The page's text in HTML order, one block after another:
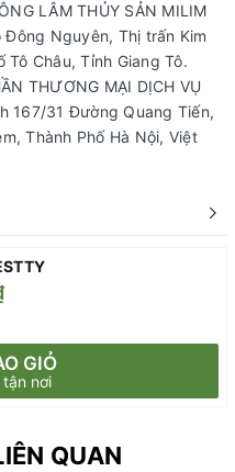
LÂM THỦY SẢN MILIM
Nguyên, Thị trấn Kim
Châu, Tỉnh Giang Tô.
THƯƠNG MẠI DỊCH VỤ
167/31 Đường Quang Tiến,
Thành Phố Hà Nội, Việt
GIỎ
tận nơi
QUAN